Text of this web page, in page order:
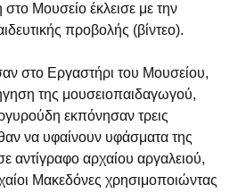
Μουσείο έκλεισε με την
προβολής (βίντεο).
στο Εργαστήρι του Μουσείου,
της μουσειοπαιδαγωγού,
εκπόνησαν τρεις
να υφαίνουν υφάσματα της
αντίγραφο αρχαίου αργαλειού,
Μακεδόνες χρησιμοποιώντας